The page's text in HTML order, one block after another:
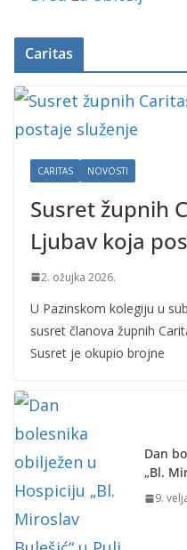
Caritas
CARITAS NOVOSTI
Susret župnih
Ljubav koja
2. ožujka 2026.
U Pazinskom kolegiju u
susret članova župnih
Susret je okupio brojne
Dan
„Bl.
9.